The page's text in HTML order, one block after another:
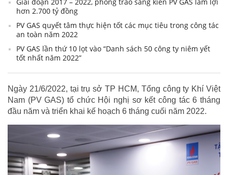
hơn 2.700 tỷ đồng
PV GAS quyết tâm thực hiện tốt các mục tiêu trong công tác
an toàn năm 2022
PV GAS lần thứ 10 lọt vào “Danh sách 50 công ty niêm yết
tốt nhất năm 2022”
Ngày 21/6/2022, tại trụ sở TP HCM, Tổng công ty Khí Việt
Nam (PV GAS) tổ chức Hội nghị sơ kết công tác 6 tháng
đầu năm và triển khai kế hoạch 6 tháng cuối năm 2022.